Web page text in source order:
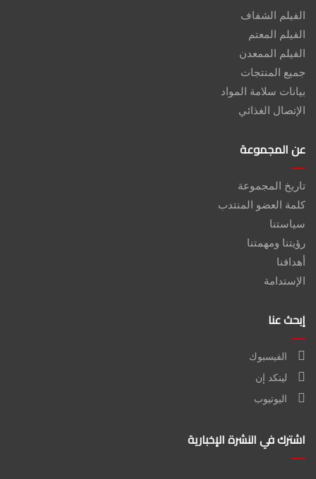
الفيلم الشفاف
الفيلم المعتم
الفيلم الممعدن
جميع المنتجات
بيانات سلامة المواد
الإتصال الغذائي
عن المجموعة
تاريخ المجموعة
كلمة العضو المنتدب
سياستنا
رؤيتنا ومهمتنا
أهدافنا
الإستدامة
إبحث عنا
الفيسبوك
لينكد إن
اليوتيوب
اشترك في النشرة الإخبارية